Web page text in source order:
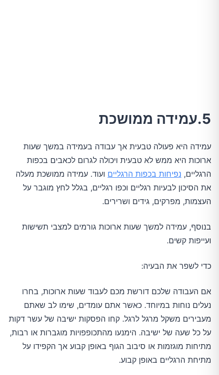
5.עמידה ממושכת
עמידה היא פעולה טבעית אך עבודה בעמידה במשך שעות
ארוכות היא ממש לא טבעית ויכולה לגרום לכאבים בכפות
הרגליים, נפיחות בכפות הרגליים ועוד. עמידה ממושכת מעלה
את הסיכון לבעיות רגליים וכפו רגליים, בגלל לחץ מוגבר על
העצמות, מפרקים, גידים ושרירים.
בנוסף, עמידה למשך שעות ארוכות גורמים למצבי תשישות
ועייפות קשים.
כדי לשפר את הבעיה:
אם העבודה שלכם דורשת מכם לעבוד שעות ארוכות, בחרו
נעלים נוחות במיוחד. כאשר אתם עומדים, שימו לב שאתם
מעבירים משקל מרגל לרגל. קחו הפסקות ישיבה של עשר דקות
על כל שעה של ישיבה. הימנעו מהתכופפויות מוגברות או רבות,
מתיחות מוגזמות או סיבוב הגוף באופן קבוע אך הקפידו על
מתיחת הרגליים באופן קבוע.